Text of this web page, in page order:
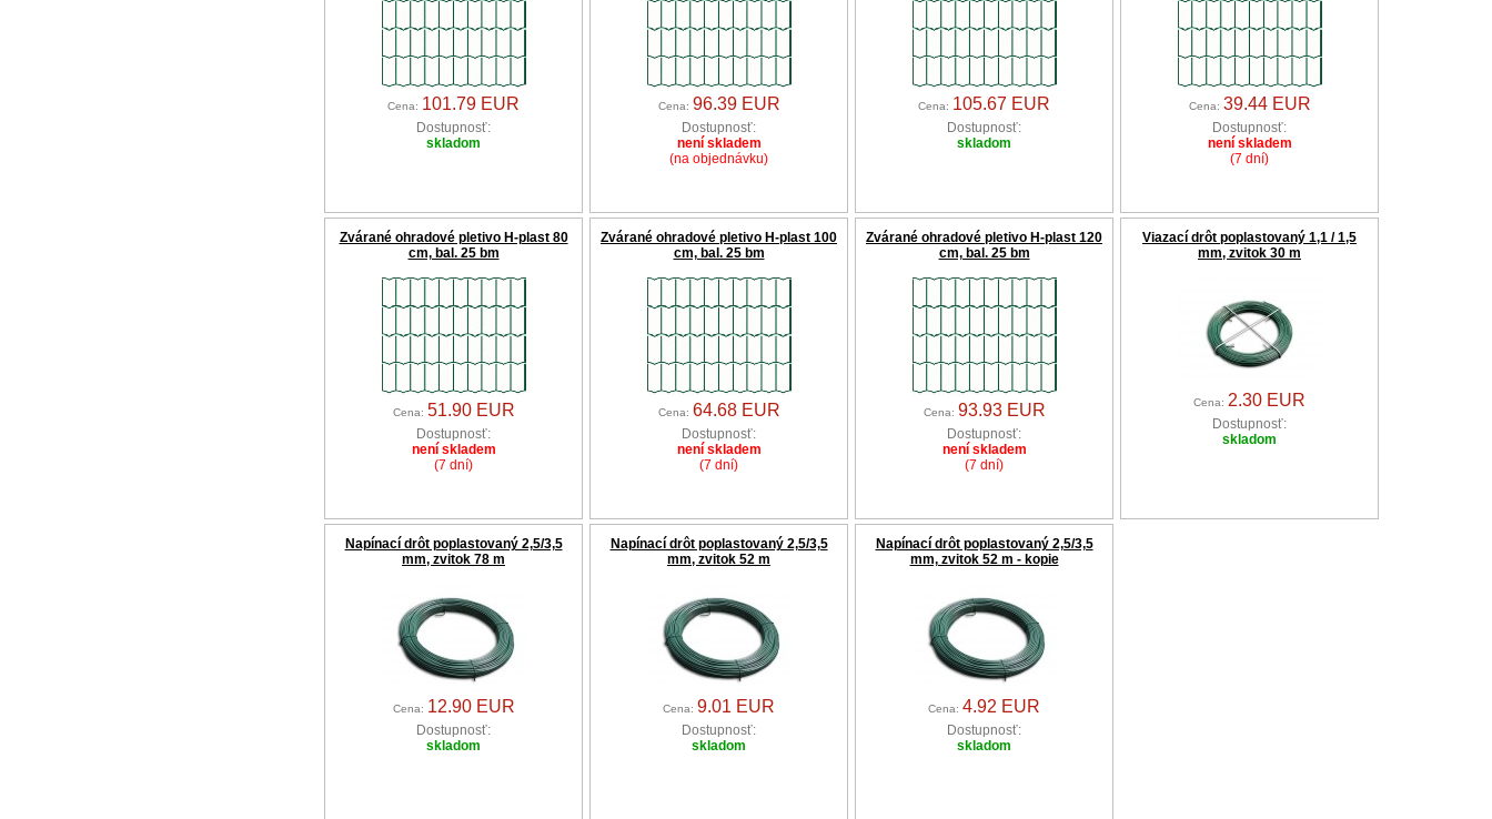
Cena: 101.79 EUR
Dostupnosť:
skladom
Cena: 96.39 EUR
Dostupnosť:
není skladem
(na objednávku)
Cena: 105.67 EUR
Dostupnosť:
skladom
Cena: 39.44 EUR
Dostupnosť:
není skladem
(7 dní)
Zvárané ohradové pletivo H-plast 80
cm, bal. 25 bm
Cena: 51.90 EUR
Dostupnosť:
není skladem
(7 dní)
Zvárané ohradové pletivo H-plast 100
cm, bal. 25 bm
Cena: 64.68 EUR
Dostupnosť:
není skladem
(7 dní)
Zvárané ohradové pletivo H-plast 120
cm, bal. 25 bm
Cena: 93.93 EUR
Dostupnosť:
není skladem
(7 dní)
Viazací drôt poplastovaný 1,1 / 1,5
mm, zvitok 30 m
Cena: 2.30 EUR
Dostupnosť:
skladom
Napínací drôt poplastovaný 2,5/3,5
mm, zvitok 78 m
Cena: 12.90 EUR
Dostupnosť:
skladom
Napínací drôt poplastovaný 2,5/3,5
mm, zvitok 52 m
Cena: 9.01 EUR
Dostupnosť:
skladom
Napínací drôt poplastovaný 2,5/3,5
mm, zvitok 52 m - kopie
Cena: 4.92 EUR
Dostupnosť:
skladom